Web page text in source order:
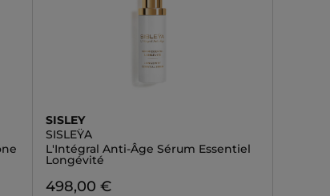
SISLEY
SISLEŸA
L'Intégral Anti-Âge Sérum Essentiel
Longévité
498,00 €